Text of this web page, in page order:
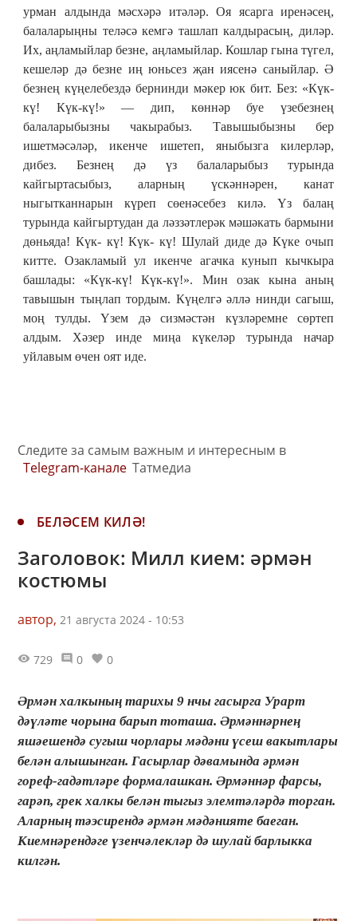
урман алдында мәсхәрә итәләр. Оя ясарга иренәсең,
балаларыңны теләсә кемгә ташлап калдырасың, диләр.
Их, аңламыйлар безне, аңламыйлар. Кошлар гына түгел,
кешеләр дә безне иң юньсез җан иясенә саныйлар. Ә
безнең күңелебездә бернинди мәкер юк бит. Без: «Күк-
кү! Күк-кү!» — дип, көннәр буе үзебезнең
балаларыбызны чакырабыз. Тавышыбызны бер
ишетмәсәләр, икенче ишетеп, яныбызга килерләр,
дибез. Безнең дә үз балаларыбыз турында
кайгыртасыбыз, аларның үскәннәрен, канат
ныгытканнарын күреп сөенәсебез килә. Үз балаң
турында кайгыртудан да ләззәтлерәк мәшәкать бармыни
дөньяда! Күк- кү! Күк- кү! Шулай диде дә Күке очып
китте. Озакламый ул икенче агачка кунып кычкыра
башлады: «Күк-кү! Күк-кү!». Мин озак кына аның
тавышын тыңлап тордым. Күңелгә әллә нинди сагыш,
моң тулды. Үзем дә сизмәстән күзләремне сөртеп
алдым. Хәзер инде миңа күкеләр турында начар
уйлавым өчен оят иде.
Следите за самым важным и интересным в
Telegram-канале Татмедиа
БЕЛӘСЕМ КИЛӘ!
Заголовок: Милл кием: әрмән
костюмы
автор, 21 августа 2024 - 10:53
729 0 0
Әрмән халкының тарихы 9 нчы гасырга Урарт
дәүләте чорына барып тоташа. Әрмәннәрнең
яшәешендә сугыш чорлары мәдәни үсеш вакытлары
белән алышынган. Гасырлар дәвамында әрмән
гореф-гадәтләре формалашкан. Әрмәннәр фарсы,
гарәп, грек халкы белән тыгыз элемтәләрдә торган.
Аларның тәэсирендә әрмән мәдәнияте баеган.
Киемнәрендәге үзенчәлекләр дә шулай барлыкка
килгән.